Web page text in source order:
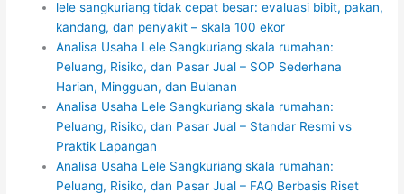
lele sangkuriang tidak cepat besar: evaluasi bibit, pakan,
kandang, dan penyakit – skala 100 ekor
Analisa Usaha Lele Sangkuriang skala rumahan:
Peluang, Risiko, dan Pasar Jual – SOP Sederhana
Harian, Mingguan, dan Bulanan
Analisa Usaha Lele Sangkuriang skala rumahan:
Peluang, Risiko, dan Pasar Jual – Standar Resmi vs
Praktik Lapangan
Analisa Usaha Lele Sangkuriang skala rumahan:
Peluang, Risiko, dan Pasar Jual – FAQ Berbasis Riset